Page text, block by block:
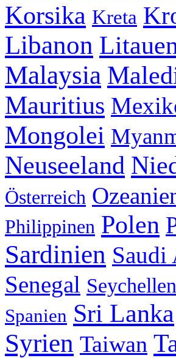
Korsika Kreta
Libanon
Malaysia
Mauritius
Mongolei
Neuseeland
Österreich
Philippinen Polen
Sardinien Saudi
Senegal Seychellen
Spanien Sri Lanka
Syrien Taiwan